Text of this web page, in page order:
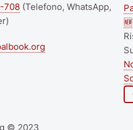
708 (Telefono, WhatsApp,
🆕
© 2023